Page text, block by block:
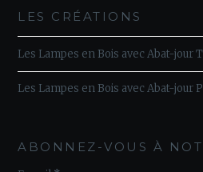
LES CRÉATIONS
Les Lampes en Bois avec Abat-jour
Les Lampes en Bois avec Abat-jour
ABONNEZ-VOUS À